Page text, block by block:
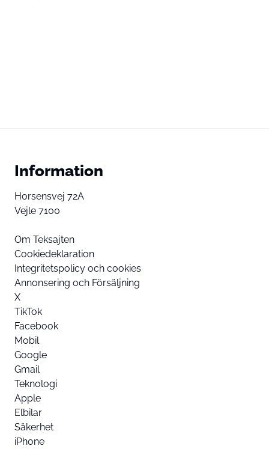
Information
Horsensvej 72A
Vejle 7100
Om Teksajten
Cookiedeklaration
Integritetspolicy och cookies
Annonsering och Försäljning
X
TikTok
Facebook
Mobil
Google
Gmail
Teknologi
Apple
Elbilar
Säkerhet
iPhone